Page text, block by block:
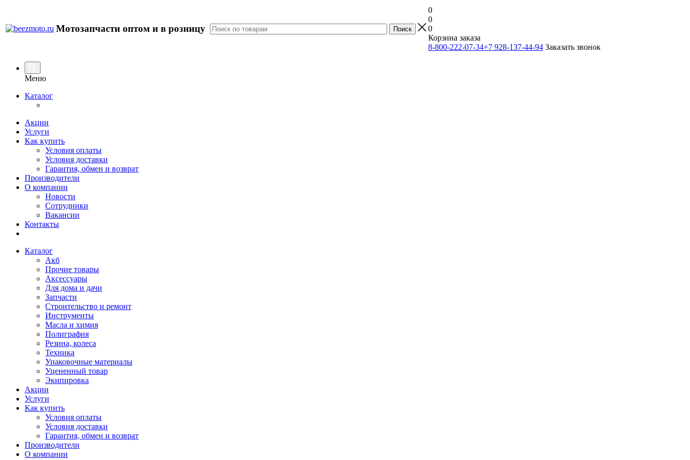
Мотозапчасти оптом и в розницу
0
0
0
Корзина заказа
8-800-222-07-34+7 928-137-44-94 Заказать звонок
Меню
Каталог
Акции
Услуги
Как купить
Условия оплаты
Условия доставки
Гарантия, обмен и возврат
Производители
О компании
Новости
Сотрудники
Вакансии
Контакты
Каталог
Акб
Прочие товары
Аксессуары
Для дома и дачи
Запчасти
Строительство и ремонт
Инструменты
Масла и химия
Полиграфия
Резина, колеса
Техника
Упаковочные материалы
Уцененный товар
Экипировка
Акции
Услуги
Как купить
Условия оплаты
Условия доставки
Гарантия, обмен и возврат
Производители
О компании